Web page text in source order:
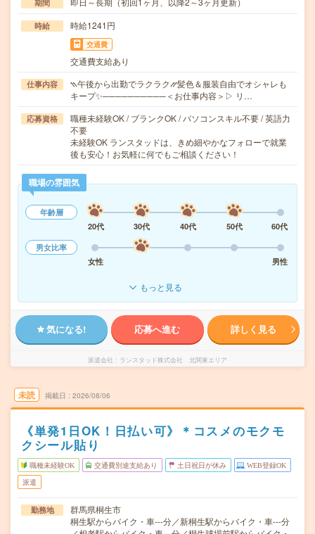
期間
時給 時給1241円
交通費
交通費支給あり
仕事内容
⳹午後から出勤でラクラク⳼髪色＆服装自由でオシャレも
キープ✨──────────＜お仕事内容＞▷ リ…
応募資格
職種未経験OK / ブランクOK / パソコンスキル不要 / 英語力
不要
未経験OK ランスタッドは、きめ細やかなフォローで就業
後も安心！お気軽に何でもご相談ください！
職場の雰囲気
年齢層
20代
30代 40代 50代
60代
男女比率
女性
男性
もっと見る
気になる! 応募へ進む 詳しく見る
派遣会社 ランスタッド株式会社 北関東エリア
未読 掲載日 2026/08/06
《単発1日OK！日払い可》＊コスメのモクモ
クシール貼り
職種未経験OK 交通費別途支給あり 土日祝日が休み WEB登録OK
派遣
勤務地
群馬県桐生市
桐生駅からバイク・車---分／新桐生駅からバイク・車---分